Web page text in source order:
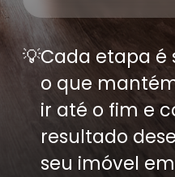
💡Cada etapa é
o que
ir até o fim e
resultado
seu imóvel em